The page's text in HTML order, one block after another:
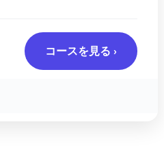
コースを見る ›